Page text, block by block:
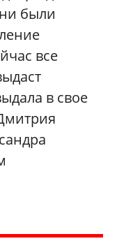
были
все
в свое